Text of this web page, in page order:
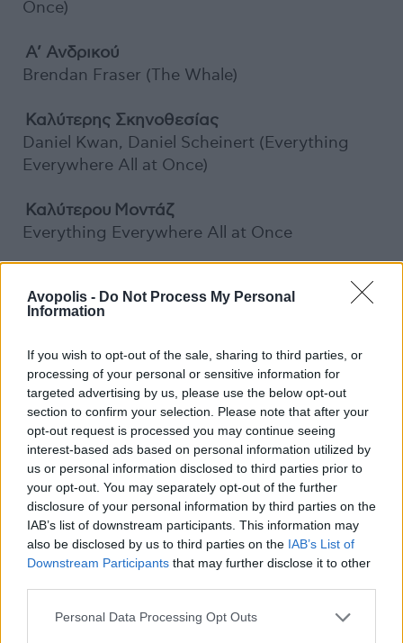
Avopolis - Do Not Process My Personal
Information
If you wish to opt-out of the sale, sharing to third parties, or
processing of your personal or sensitive information for
targeted advertising by us, please use the below opt-out
section to confirm your selection. Please note that after your
opt-out request is processed you may continue seeing
interest-based ads based on personal information utilized by
us or personal information disclosed to third parties prior to
your opt-out. You may separately opt-out of the further
disclosure of your personal information by third parties on the
IAB’s list of downstream participants. This information may
also be disclosed by us to third parties on the IAB’s List of
Downstream Participants that may further disclose it to other
Personal Data Processing Opt Outs
Once)
Α’ Ανδρικού
Brendan Fraser (The Whale)
Καλύτερης Σκηνοθεσίας
Daniel Kwan, Daniel Scheinert (Everything
Everywhere All at Once)
Καλύτερου Μοντάζ
Everything Everywhere All at Once
Νικητής: “Naatu Naatu” From RRR
Top Gun: Maverick
Καλύτερου Προσαρμοσμένου Σεναρίου
Women Talking
Καλύτερου Πρωτότυπου Σεναρίου
Everything Everywhere All at Once
Καλύτερων Οπτικών Εφέ
Avatar: The Way of Water
Καλύτερης Πρωτότυπης Μουσικής